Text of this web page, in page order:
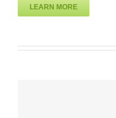
LEARN MORE